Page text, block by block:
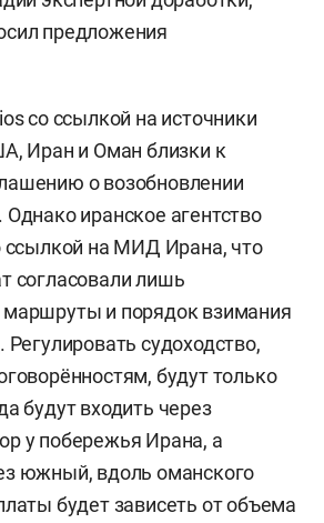
предложения
со ссылкой на источники
Иран и Оман близки к
о возобновлении
иранское агентство
ссылкой на МИД Ирана, что
согласовали лишь
маршруты и порядок взимания
Регулировать судоходство,
будут только
будут входить через
у побережья Ирана, а
южный, вдоль оманского
будет зависеть от объема